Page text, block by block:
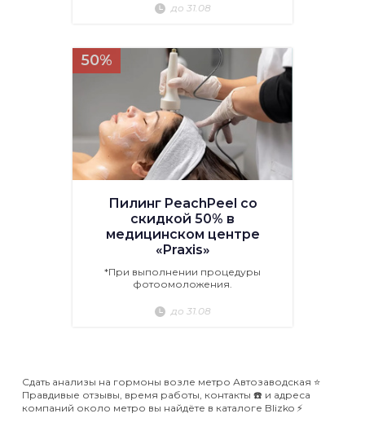
до 31.08
50%
Пилинг PeachPeel со
скидкой 50% в
медицинском центре
«Praxis»
*При выполнении процедуры
фотоомоложения.
до 31.08
Сдать анализы на гормоны возле метро Автозаводская ⭐️
Правдивые отзывы, время работы, контакты ☎️ и адреса
компаний около метро вы найдёте в каталоге Blizko ⚡️